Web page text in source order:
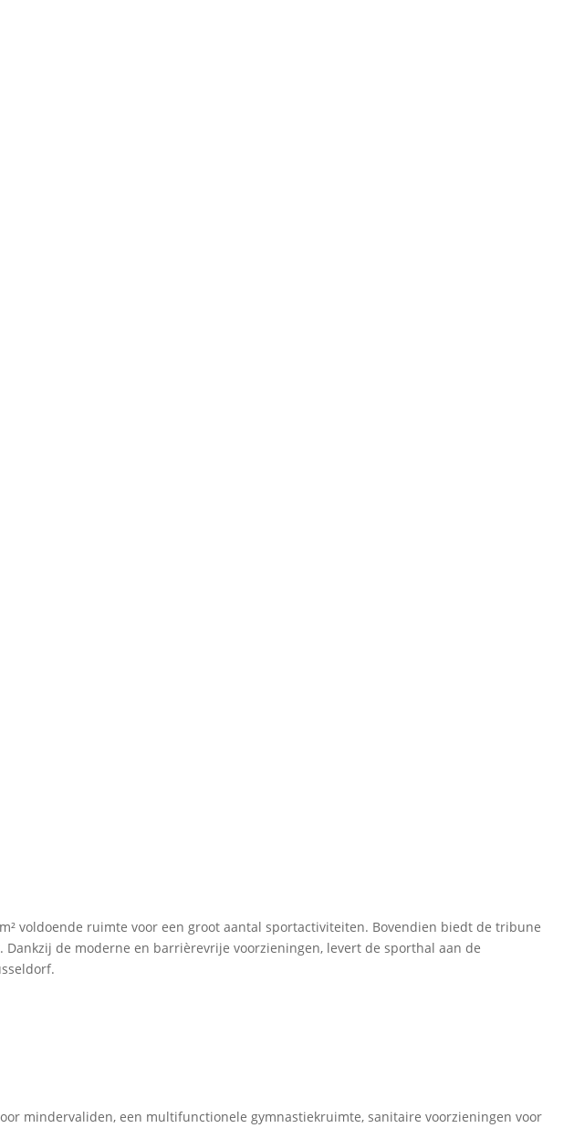
voldoende ruimte voor een groot aantal sportactiviteiten. Bovendien biedt de tribune
de moderne en barrièrevrije voorzieningen, levert de sporthal aan de
mindervaliden, een multifunctionele gymnastiekruimte, sanitaire voorzieningen voor